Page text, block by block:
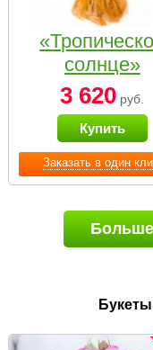
Заказать в один
солнце»
3 620 руб.
Купить
Больше